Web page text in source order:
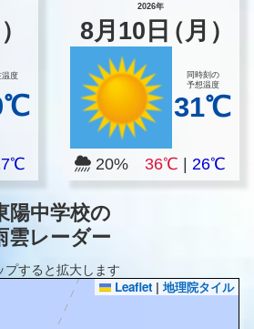
温度
2026年
8月 10 日（月）
同時刻の
予想温度
31℃
20%36℃ |26℃
陽中学校の
雲レーダー
プすると拡大します
Leaflet | 地理院タイル